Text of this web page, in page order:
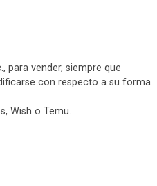
para vender, siempre que
con respecto a su forma
Wish o Temu.